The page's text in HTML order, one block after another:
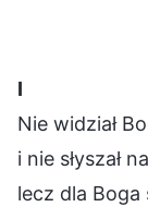
Ⅰ
Nie widział
i nie słyszał
lecz dla Boga